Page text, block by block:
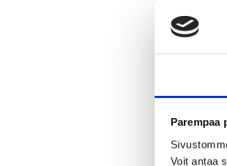
Parempaa
Voit antaa